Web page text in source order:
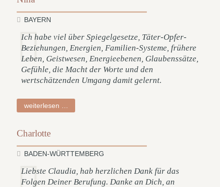
BAYERN
Ich habe viel über Spiegelgesetze, Täter-Opfer-
Beziehungen, Energien, Familien-Systeme, frühere
Leben, Geistwesen, Energieebenen, Glaubenssätze,
Gefühle, die Macht der Worte und den
wertschätzenden Umgang damit gelernt.
weiterlesen …
Charlotte
BADEN-WÜRTTEMBERG
Liebste Claudia, hab herzlichen Dank für das
Folgen Deiner Berufung. Danke an Dich, an